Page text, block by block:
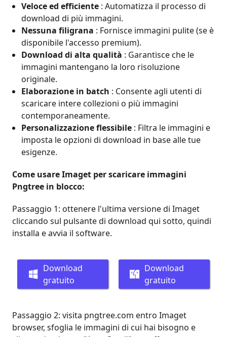
Veloce ed efficiente : Automatizza il processo di
download di più immagini.
Nessuna filigrana : Fornisce immagini pulite (se è
disponibile l'accesso premium).
Download di alta qualità : Garantisce che le
immagini mantengano la loro risoluzione
originale.
Elaborazione in batch : Consente agli utenti di
scaricare intere collezioni o più immagini
contemporaneamente.
Personalizzazione flessibile : Filtra le immagini e
imposta le opzioni di download in base alle tue
esigenze.
Come usare Imaget per scaricare immagini
Pngtree in blocco:
Passaggio 1: ottenere l'ultima versione di Imaget
cliccando sul pulsante di download qui sotto, quindi
installa e avvia il software.
Download
gratuito
Download
gratuito
Passaggio 2: visita pngtree.com entro Imaget
browser, sfoglia le immagini di cui hai bisogno e